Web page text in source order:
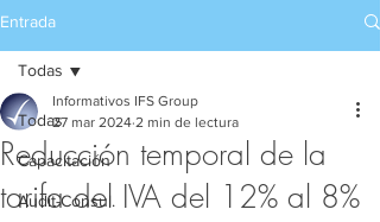
Entrada
Todas
Capacitación
Audit-Consul.
Todas
Reducción temporal de la
tarifa del IVA del 12% al 8%
Informativos IFS Group
27 mar 2024 2 min de lectura